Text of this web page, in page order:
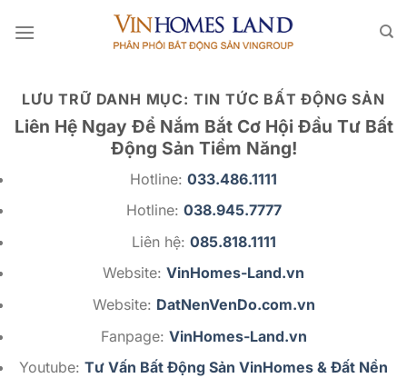
qua
LƯU TRỮ DANH MỤC: TIN TỨC BẤT ĐỘNG SẢN
Liên Hệ Ngay Để Nắm Bắt Cơ Hội Đầu Tư Bất
Động Sản Tiềm Năng!
Hotline: 033.486.1111
Hotline: 038.945.7777
Liên hệ: 085.818.1111
Website: VinHomes-Land.vn
Website: DatNenVenDo.com.vn
Fanpage: VinHomes-Land.vn
Youtube: Tư Vấn Bất Động Sản VinHomes & Đất Nền